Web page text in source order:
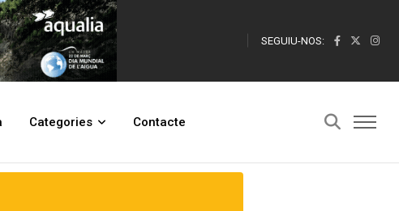
SEGUIU-NOS:
Categories Contacte